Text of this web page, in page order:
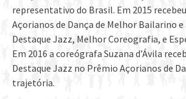
representativo do Brasil. Em 2015
Açorianos de Dança de Melhor Bailarino
Destaque Jazz, Melhor Coreografia, e
Em 2016 a coreógrafa Suzana d’Ávila
Destaque Jazz no Prêmio Açorianos de
trajetória.